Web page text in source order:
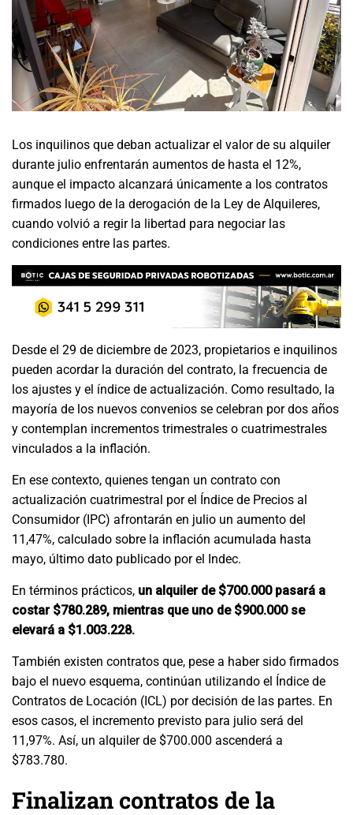
Los inquilinos que deban actualizar el valor de su alquiler
durante julio enfrentarán aumentos de hasta el 12%,
aunque el impacto alcanzará únicamente a los contratos
firmados luego de la derogación de la Ley de Alquileres,
cuando volvió a regir la libertad para negociar las
condiciones entre las partes.
Desde el 29 de diciembre de 2023, propietarios e inquilinos
pueden acordar la duración del contrato, la frecuencia de
los ajustes y el índice de actualización. Como resultado, la
mayoría de los nuevos convenios se celebran por dos años
y contemplan incrementos trimestrales o cuatrimestrales
vinculados a la inflación.
En ese contexto, quienes tengan un contrato con
actualización cuatrimestral por el Índice de Precios al
Consumidor (IPC) afrontarán en julio un aumento del
11,47%, calculado sobre la inflación acumulada hasta
mayo, último dato publicado por el Indec.
En términos prácticos, un alquiler de $700.000 pasará a
costar $780.289, mientras que uno de $900.000 se
elevará a $1.003.228.
También existen contratos que, pese a haber sido firmados
bajo el nuevo esquema, continúan utilizando el Índice de
Contratos de Locación (ICL) por decisión de las partes. En
esos casos, el incremento previsto para julio será del
11,97%. Así, un alquiler de $700.000 ascenderá a
$783.780.
Finalizan contratos de la